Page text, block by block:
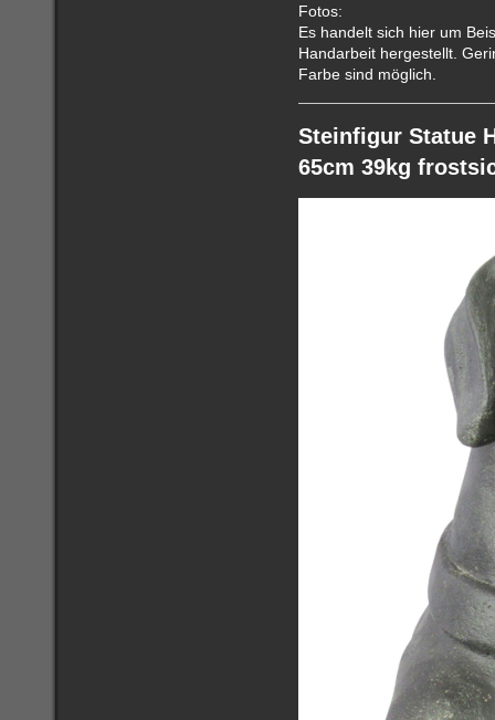
Fotos:
Es handelt sich hier um
Handarbeit hergestellt.
Farbe sind möglich.
Steinfigur Statue
65cm 39kg